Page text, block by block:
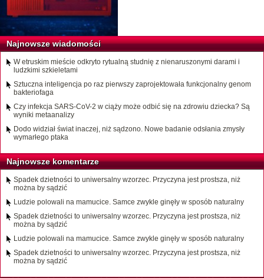
Najnowsze wiadomości
W etruskim mieście odkryto rytualną studnię z nienaruszonymi darami i
ludzkimi szkieletami
Sztuczna inteligencja po raz pierwszy zaprojektowała funkcjonalny genom
bakteriofaga
Czy infekcja SARS-CoV-2 w ciąży może odbić się na zdrowiu dziecka? Są
wyniki metaanalizy
Dodo widział świat inaczej, niż sądzono. Nowe badanie odsłania zmysły
wymarłego ptaka
Najnowsze komentarze
Spadek dzietności to uniwersalny wzorzec. Przyczyna jest prostsza, niż
można by sądzić
Ludzie polowali na mamucice. Samce zwykle ginęły w sposób naturalny
Spadek dzietności to uniwersalny wzorzec. Przyczyna jest prostsza, niż
można by sądzić
Ludzie polowali na mamucice. Samce zwykle ginęły w sposób naturalny
Spadek dzietności to uniwersalny wzorzec. Przyczyna jest prostsza, niż
można by sądzić